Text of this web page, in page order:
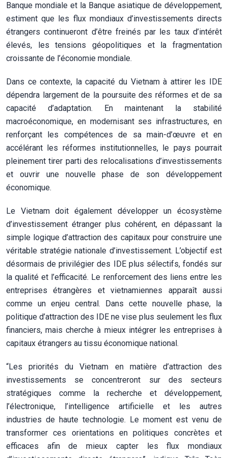
Banque mondiale et la Banque asiatique de développement,
estiment que les flux mondiaux d’investissements directs
étrangers continueront d’être freinés par les taux d’intérêt
élevés, les tensions géopolitiques et la fragmentation
croissante de l’économie mondiale.
Dans ce contexte, la capacité du Vietnam à attirer les IDE
dépendra largement de la poursuite des réformes et de sa
capacité d’adaptation. En maintenant la stabilité
macroéconomique, en modernisant ses infrastructures, en
renforçant les compétences de sa main-d’œuvre et en
accélérant les réformes institutionnelles, le pays pourrait
pleinement tirer parti des relocalisations d’investissements
et ouvrir une nouvelle phase de son développement
économique.
Le Vietnam doit également développer un écosystème
d’investissement étranger plus cohérent, en dépassant la
simple logique d’attraction des capitaux pour construire une
véritable stratégie nationale d’investissement. L’objectif est
désormais de privilégier des IDE plus sélectifs, fondés sur
la qualité et l’efficacité. Le renforcement des liens entre les
entreprises étrangères et vietnamiennes apparaît aussi
comme un enjeu central. Dans cette nouvelle phase, la
politique d’attraction des IDE ne vise plus seulement les flux
financiers, mais cherche à mieux intégrer les entreprises à
capitaux étrangers au tissu économique national.
“Les priorités du Vietnam en matière d’attraction des
investissements se concentreront sur des secteurs
stratégiques comme la recherche et développement,
l’électronique, l’intelligence artificielle et les autres
industries de haute technologie. Le moment est venu de
transformer ces orientations en politiques concrètes et
efficaces afin de mieux capter les flux mondiaux